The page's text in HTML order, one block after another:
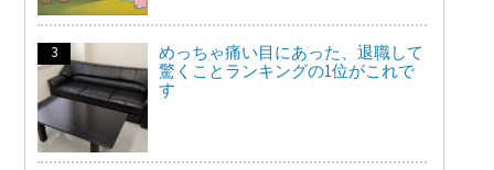
めっちゃ痛い目にあった、退職して
驚くことランキングの1位がこれで
す